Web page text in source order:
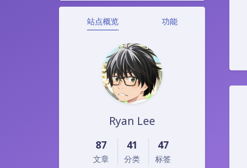
站点概览 功能
Ryan Lee
87
文章
41
分类
47
标签